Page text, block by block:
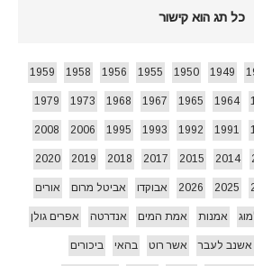
כל תג הוא קישור
1949
1950
1955
1956
1958
1959
1964
1965
1967
1968
1973
1979
1991
1992
1993
1995
2006
2008
2014
2015
2017
2018
2019
2020
2025
2026 אבוקדו אביטל מרום אורים
אמנות אמת המים אנדרטה אפרים גולן
אשנב לעבר אשר רוט בהאי ביכורים